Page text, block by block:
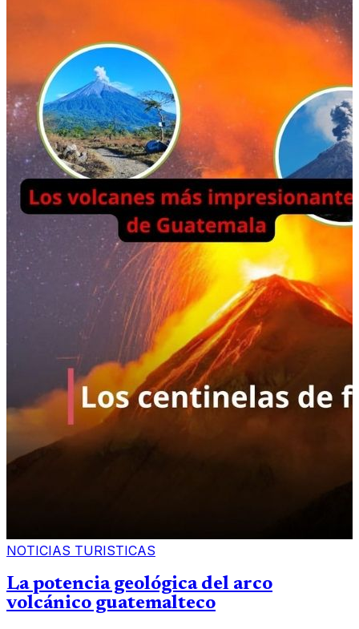
NOTICIAS TURISTICAS
La potencia geológica del arco
volcánico guatemalteco